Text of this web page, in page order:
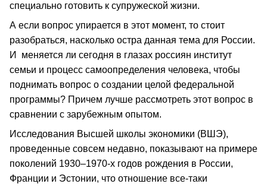
специально готовить к супружеской жизни.
А если вопрос упирается в этот момент, то стоит
разобраться, насколько остра данная тема для России.
И меняется ли сегодня в глазах россиян институт
семьи и процесс самоопределения человека, чтобы
поднимать вопрос о создании целой федеральной
программы? Причем лучше рассмотреть этот вопрос в
сравнении с зарубежным опытом.
Исследования Высшей школы экономики (ВШЭ),
проведенные совсем недавно, показывают на примере
поколений 1930–1970-х годов рождения в России,
Франции и Эстонии, что отношение все-таки